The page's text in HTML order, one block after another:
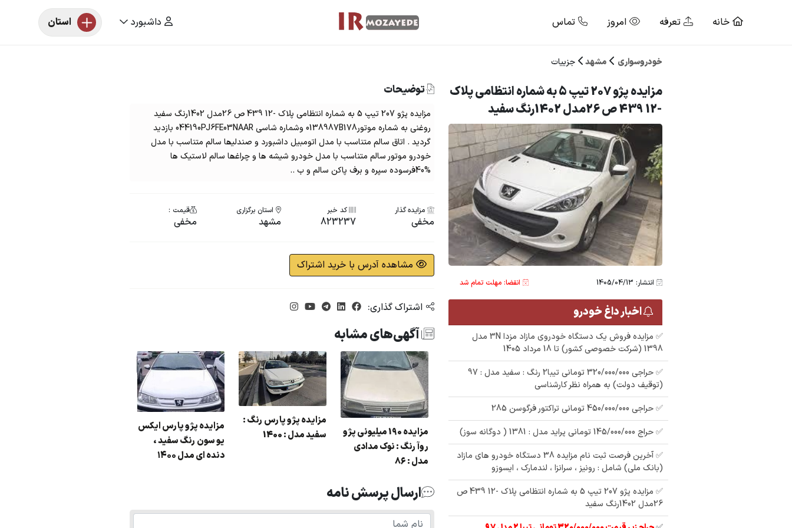
خانه تعرفه امروز تماس داشبورد استان
خودروسواری مشهد جزییات
مزایده پژو 207 تیپ 5 به شماره انتظامی پلاک
-12 439 ص 26مدل 1402رنگ سفید
انتشار: 1405/04/13 انقضا: مهلت تمام شد
اخبار داغ خودرو
✅ مزایده فروش یک دستگاه خودروی مازاد مزدا 3N مدل
1398 (شرکت خصوصی کشور) تا 18 مرداد 1405
✅ حراجی 320/000/000 تومانی تیبا2 رنگ : سفید مدل : 97
(توقیف دولت) به همراه نظر کارشناسی
✅ حراجی 450/000/000 تومانی تراکتور فرگوسن 285
✅ حراج 145/000/000 تومانی پراید مدل : 1381 ( دوگانه سوز)
✅ آخرین فرصت ثبت نام مزایده 38 دستگاه خودرو های مازاد
(بانک ملی) شامل : رونیز ، سرانزا ، لندمارک ، ایسوزو
✅ مزایده پژو 207 تیپ 5 به شماره انتظامی پلاک -12 439 ص
26مدل 1402رنگ سفید
توضیحات
مزایده پژو 207 تیپ 5 به شماره انتظامی پلاک -12 439 ص 26مدل 1402رنگ سفید
روغنی به شماره موتور0138987B178 وشماره شاسی 044190PJ6FE03NAAR بازدید
گردید . اتاق سالم متناسب با مدل اتومبیل داشبورد و صندلیھا سالم متناسب با مدل
خودرو موتور سالم متناسب با مدل خودرو شیشه ھا و چراغھا سالم لاستیک ھا
%40فرسوده سپره و برف پاکن سالم و ب ..
مزایده گذار
مخفی
کد خبر
823237
استان برگزاری
مشهد
قیمت :
مخفی
مشاهده آدرس با خرید اشتراک
اشتراک گذاری:
آگهی‌های مشابه
مزایده پژو پارس ایکس
یو سون رنگ سفید ،
دنده ای مدل ۱۴۰۰
مزایده پژو پارس رنگ :
سفید مدل : 1400
مزایده 190 میلیونی پژو
روآ رنگ : نوک مدادی
مدل : 86
ارسال پرسش نامه